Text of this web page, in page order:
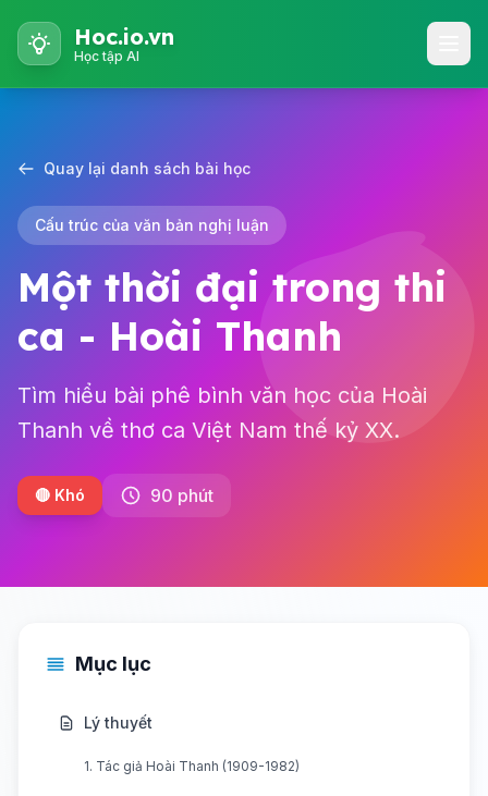
Hoc.io.vn
Học tập AI
Quay lại danh sách bài học
Cấu trúc của văn bản nghị luận
Một thời đại trong thi
ca - Hoài Thanh
Tìm hiểu bài phê bình văn học của Hoài
Thanh về thơ ca Việt Nam thế kỷ XX.
🔴 Khó 90 phút
Mục lục
Lý thuyết
1. Tác giả Hoài Thanh (1909-1982)